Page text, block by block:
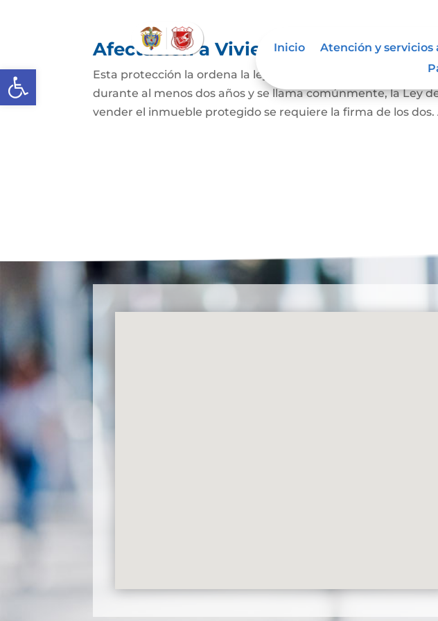
Abrir barra de herramientas
Inicio Atención y servicios
Afectación a Vivienda familiar
Esta protección la ordena la ley sobre la vivienda que habita
durante al menos dos años y se llama comúnmente, la Ley
vender el inmueble protegido se requiere la firma de los dos.